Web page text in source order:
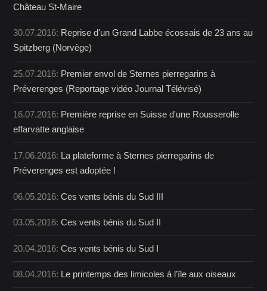
Château St-Maire
30.07.2016: Reprise d'un Grand Labbe écossais de 23 ans au
Spitzberg (Norvège)
25.07.2016: Premier envol de Sternes pierregarins à
Préverenges (Reportage vidéo Journal Télévisé)
16.07.2016: Première reprise en Suisse d'une Rousserolle
effarvatte anglaise
17.06.2016: La plateforme à Sternes pierregarins de
Préverenges est adoptée !
06.05.2016:Ces vents bénis du Sud III
03.05.2016:Ces vents bénis du Sud II
20.04.2016:Ces vents bénis du Sud I
08.04.2016: Le printemps des limicoles à l'île aux oiseaux